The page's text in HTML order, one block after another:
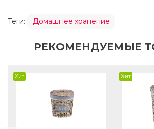
Теги: Домашнее хранение
РЕКОМЕНДУЕМЫЕ
Хит Хит